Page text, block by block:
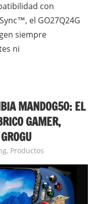
con
el GO27Q24G
siempre
ni
MANDOG50: EL
GAMER,
Herrera
, Productos